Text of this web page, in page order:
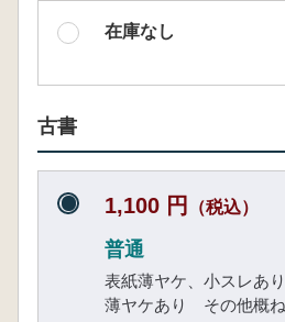
在庫なし
古書
1,100 円 （税込）
普通
表紙薄ヤケ、小スレあ
薄ヤケあり その他概